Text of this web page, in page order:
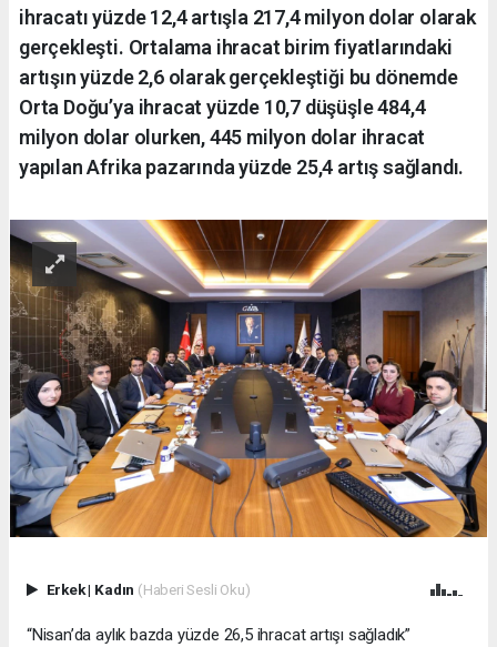
ihracatı yüzde 12,4 artışla 217,4 milyon dolar olarak
gerçekleşti. Ortalama ihracat birim fiyatlarındaki
artışın yüzde 2,6 olarak gerçekleştiği bu dönemde
Orta Doğu’ya ihracat yüzde 10,7 düşüşle 484,4
milyon dolar olurken, 445 milyon dolar ihracat
yapılan Afrika pazarında yüzde 25,4 artış sağlandı.
Erkek| Kadın (Haberi Sesli Oku)
“Nisan’da aylık bazda yüzde 26,5 ihracat artışı sağladık”